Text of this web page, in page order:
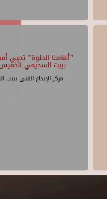
"أنغامنا الحلوة" تحيي
ببيت السحيمي
مركز الإبداع الفنى